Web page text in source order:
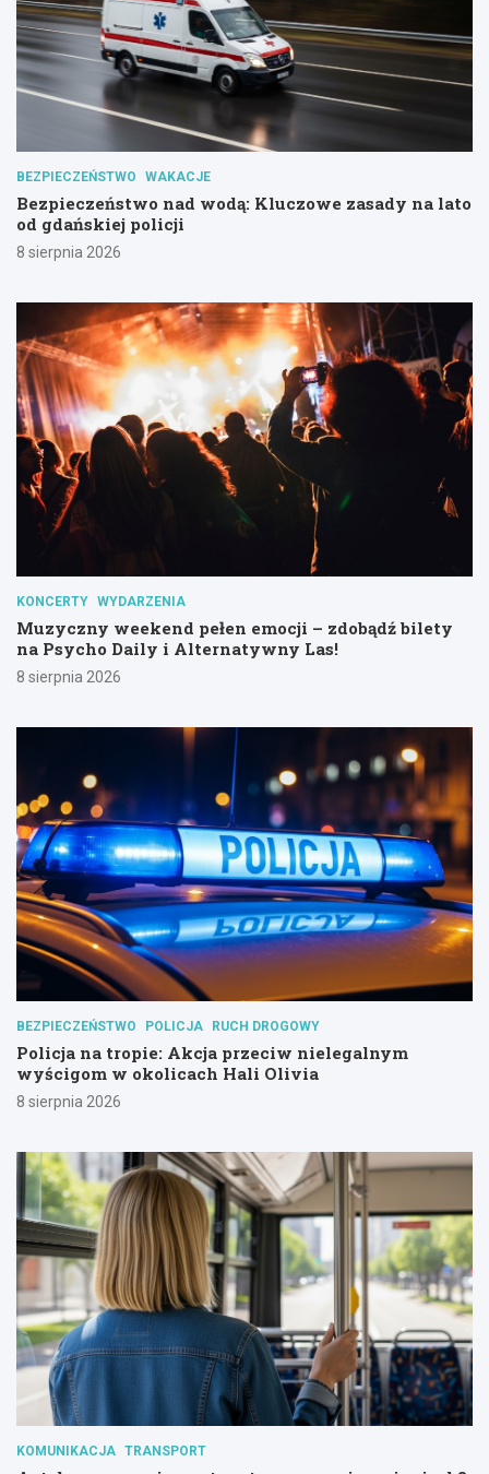
BEZPIECZEŃSTWO WAKACJE
Bezpieczeństwo nad wodą: Kluczowe zasady na lato
od gdańskiej policji
8 sierpnia 2026
KONCERTY WYDARZENIA
Muzyczny weekend pełen emocji – zdobądź bilety
na Psycho Daily i Alternatywny Las!
8 sierpnia 2026
BEZPIECZEŃSTWO POLICJA RUCH DROGOWY
Policja na tropie: Akcja przeciw nielegalnym
wyścigom w okolicach Hali Olivia
8 sierpnia 2026
KOMUNIKACJA TRANSPORT